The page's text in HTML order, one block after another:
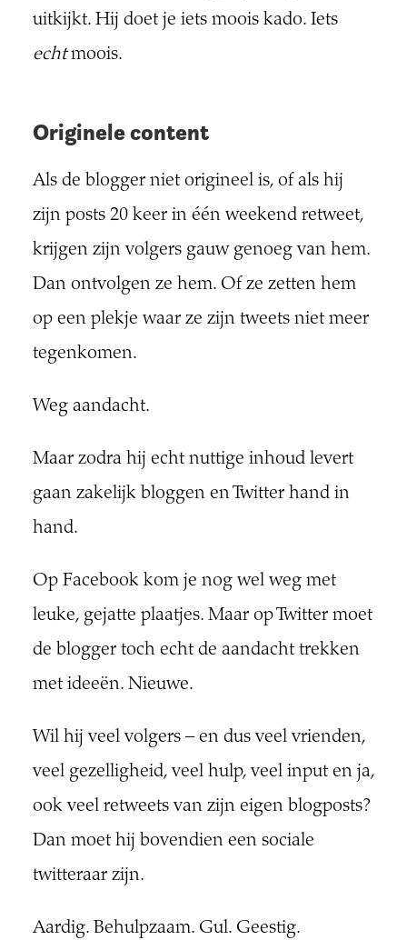
uitkijkt. Hij doet je iets moois kado. Iets
echtmoois.
Originele content
Als de blogger niet origineel is, of als hij
zijn posts 20 keer in één weekend retweet,
krijgen zijn volgers gauw genoeg van hem.
Dan ontvolgen ze hem. Of ze zetten hem
op een plekje waar ze zijn tweets niet meer
tegenkomen.
Weg aandacht.
Maar zodra hij echt nuttige inhoud levert
gaan zakelijk bloggen en Twitter hand in
hand.
Op Facebook kom je nog wel weg met
leuke, gejatte plaatjes. Maar op Twitter moet
de blogger toch echt de aandacht trekken
met ideeën. Nieuwe.
Wil hij veel volgers – en dus veel vrienden,
veel gezelligheid, veel hulp, veel input en ja,
ook veel retweets van zijn eigen blogposts?
Dan moet hij bovendien een sociale
twitteraar zijn.
Aardig. Behulpzaam. Gul. Geestig.